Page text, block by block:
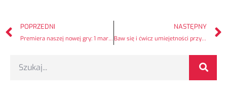
POPRZEDNI
Premiera naszej nowej gry: 1 marca 2022
NASTĘPNY
Baw się i ćwicz umiejetności przyszłości jednocześnie! Premiera gry Anchors